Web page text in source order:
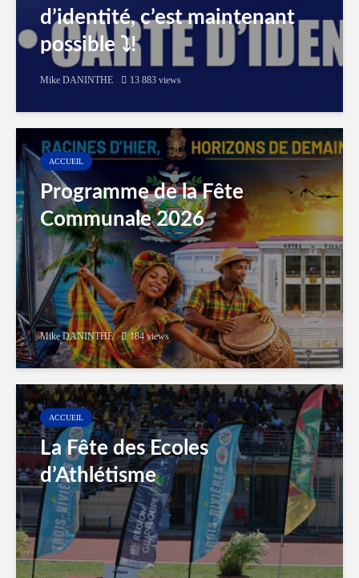
d’identité, c’est maintenant
possible ⤵️!
Mike DANINTHE 13 883 views
ACCUEIL
Programme de la Fête
Communale 2026
Mike DANINTHE 184 views
ACCUEIL
La Fête des Ecoles
d’Athlétisme